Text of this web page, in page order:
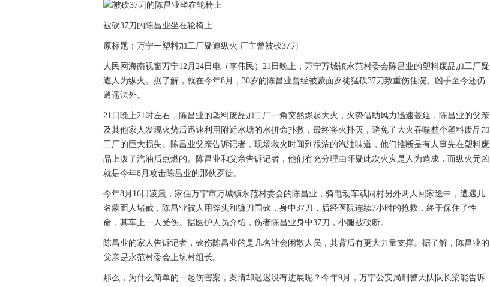
被砍37刀的陈昌业坐在轮椅上
原标题：万宁一塑料加工厂疑遭纵火 厂主曾被砍37刀
人民网海南视窗万宁12月24日电（李伟民）21日晚上，万宁万城镇永范村委会陈昌业的塑料废品加工厂疑
遭人为纵火。据了解，就在今年8月，30岁的陈昌业曾经被蒙面歹徒猛砍37刀致重伤住院。凶手至今还仍
逍遥法外。
21日晚上21时左右，陈昌业的塑料废品加工厂一角突然燃起大火，火势借助风力迅速蔓延，陈昌业的父亲
及其他家人发现火势后迅速利用附近水塘的水拼命扑救，最终将火扑灭，避免了大火吞噬整个塑料废品加
工厂的巨大损失。陈昌业父亲告诉记者，现场救火时闻到很浓的汽油味道，他们推断是有人事先在塑料废
品上泼了汽油后点燃的。陈昌业和父亲告诉记者，他们有充分理由怀疑此次火灾是人为造成，而纵火元凶
就是今年8月攻击陈昌业的那伙歹徒。
今年8月16日凌晨，家住万宁市万城镇永范村委会的陈昌业，骑电动车载同村另外两人回家途中，遭遇几
名蒙面人堵截，陈昌业被人用斧头和镰刀围砍，身中37刀，后经医院连续7小时的抢救，终于保住了性
命，其车上一人受伤。据医护人员介绍，伤者陈昌业身中37刀，小腿被砍断。
陈昌业的家人告诉记者，砍伤陈昌业的是几名社会闲散人员，其背后有更大力量支撑。据了解，陈昌业的
父亲是永范村委会上坑村组长。
那么，为什么简单的一起伤害案，案情却迟迟没有进展呢？今年9月，万宁公安局刑警大队队长梁能告诉